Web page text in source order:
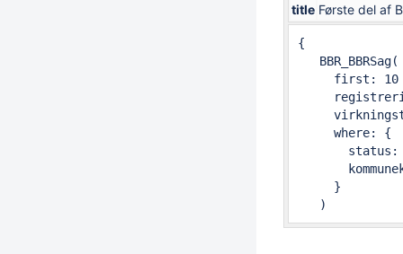
title Første del af
{
   BBR_BBRSag(
     first: 10
     where: {
status:
     }